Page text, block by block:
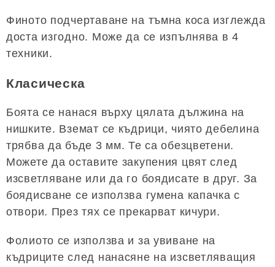
Финото подчертаване на тъмна коса изглежда
доста изгодно. Може да се изпълнява в 4
техники.
Класическа
Боята се нанася върху цялата дължина на
нишките. Вземат се къдрици, чиято дебелина
трябва да бъде 3 мм. Те са обезцветени.
Можете да оставите закупения цвят след
изсветляване или да го боядисате в друг. За
боядисване се използва гумена капачка с
отвори. През тях се прекарват кичури.
Фолиото се използва и за увиване на
къдриците след нанасяне на изсветляващия